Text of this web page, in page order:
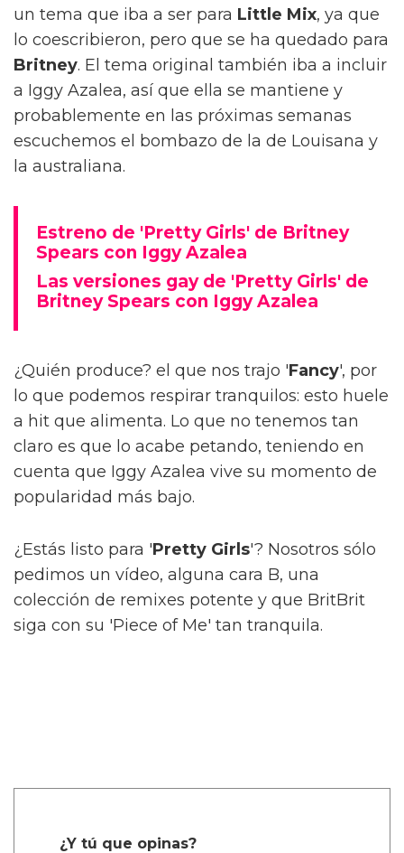
un tema que iba a ser para Little Mix, ya que
lo coescribieron, pero que se ha quedado para
Britney. El tema original también iba a incluir
a Iggy Azalea, así que ella se mantiene y
probablemente en las próximas semanas
escuchemos el bombazo de la de Louisana y
la australiana.
Estreno de 'Pretty Girls' de Britney
Spears con Iggy Azalea
Las versiones gay de 'Pretty Girls' de
Britney Spears con Iggy Azalea
¿Quién produce? el que nos trajo 'Fancy', por
lo que podemos respirar tranquilos: esto huele
a hit que alimenta. Lo que no tenemos tan
claro es que lo acabe petando, teniendo en
cuenta que Iggy Azalea vive su momento de
popularidad más bajo.
¿Estás listo para 'Pretty Girls'? Nosotros sólo
pedimos un vídeo, alguna cara B, una
colección de remixes potente y que BritBrit
siga con su 'Piece of Me' tan tranquila.
¿Y tú que opinas?